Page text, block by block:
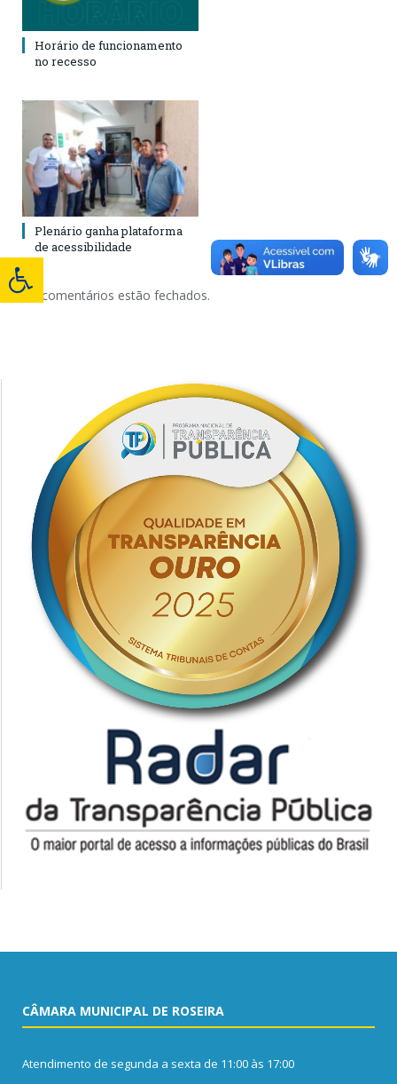
Horário de funcionamento
no recesso
Plenário ganha plataforma
de acessibilidade
Os comentários estão fechados.
CÂMARA MUNICIPAL DE ROSEIRA
Atendimento de segunda a sexta de 11:00 às 17:00